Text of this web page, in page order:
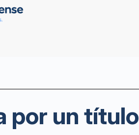
por un título